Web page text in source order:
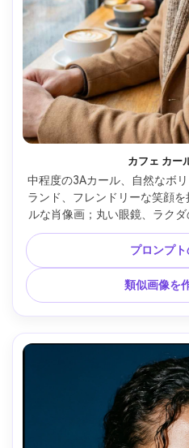
カフェ カー
中程度の3Aカール、自然なボ
ランド、フレンドリーな笑顔
ルな肖像画；丸い眼鏡、ラク
いる。ぼやけたラテアートの
ています。暖かいインテリア
キヤノン R5、85mm f/1.8;ハ
な構成。居心地の良いカラー
ャープな焦
プロンプ
類似画像を